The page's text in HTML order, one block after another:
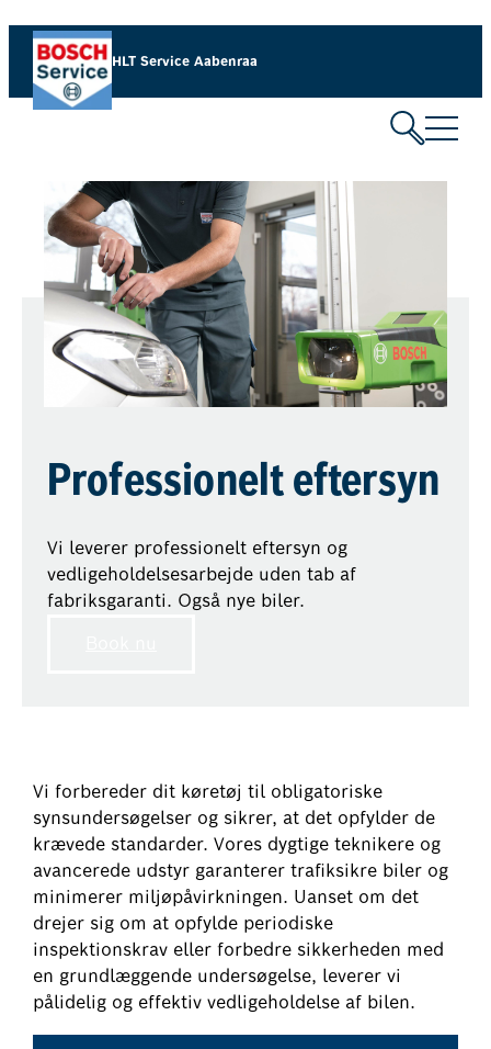
HLT Service Aabenraa​
Professionelt eftersyn
Vi leverer professionelt eftersyn og
vedligeholdelsesarbejde uden tab af
fabriksgaranti. Også nye biler.
Vi forbereder dit køretøj til obligatoriske
synsundersøgelser og sikrer, at det opfylder de
krævede standarder. Vores dygtige teknikere og
avancerede udstyr garanterer trafiksikre biler og
minimerer miljøpåvirkningen. Uanset om det
drejer sig om at opfylde periodiske
inspektionskrav eller forbedre sikkerheden med
en grundlæggende undersøgelse, leverer vi
pålidelig og effektiv vedligeholdelse af bilen.